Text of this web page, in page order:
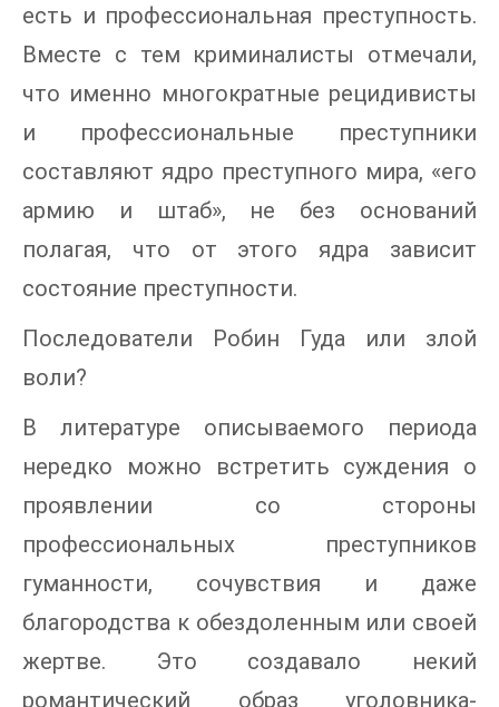
есть и профессиональная преступность.
Вместе с тем криминалисты отмечали,
что именно многократные рецидивисты
и профессиональные преступники
составляют ядро преступного мира, «его
армию и штаб», не без оснований
полагая, что от этого ядра зависит
состояние преступности.
Последователи Робин Гуда или злой
воли?
В литературе описываемого периода
нередко можно встретить суждения о
проявлении со стороны
профессиональных преступников
гуманности, сочувствия и даже
благородства к обездоленным или своей
жертве. Это создавало некий
романтический образ уголовника-